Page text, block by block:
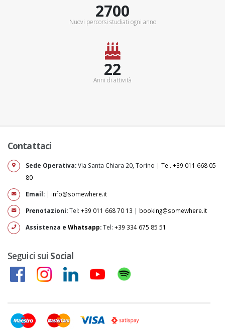
3000Km
Nuovi percorsi studiati ogni anno
25+
Anni di attività
Contattaci
Sede Operativa:Via Santa Chiara 20, Torino | Tel. +39 011 668 05
80
Email: | info@somewhere.it
Prenotazioni:Tel: +39 011 668 70 13 | booking@somewhere.it
Assistenza e Whatsapp:Tel: +39 334 675 85 51
Seguici sui Social